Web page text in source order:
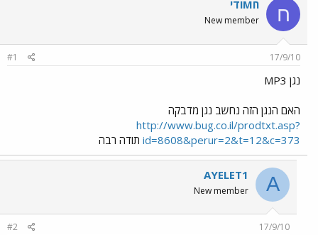
ח
ה
ו
ש
א
ם
ח חMודי
New member
17/9/10
#1
נגן MP3
האם הנגן הזה נחשב נגן מדבקה
http://www.bug.co.il/prodtxt.asp?
id=8608&perur=2&t=12&c=373 תודה רבה
A
AYELET1
New member
17/9/10
#2